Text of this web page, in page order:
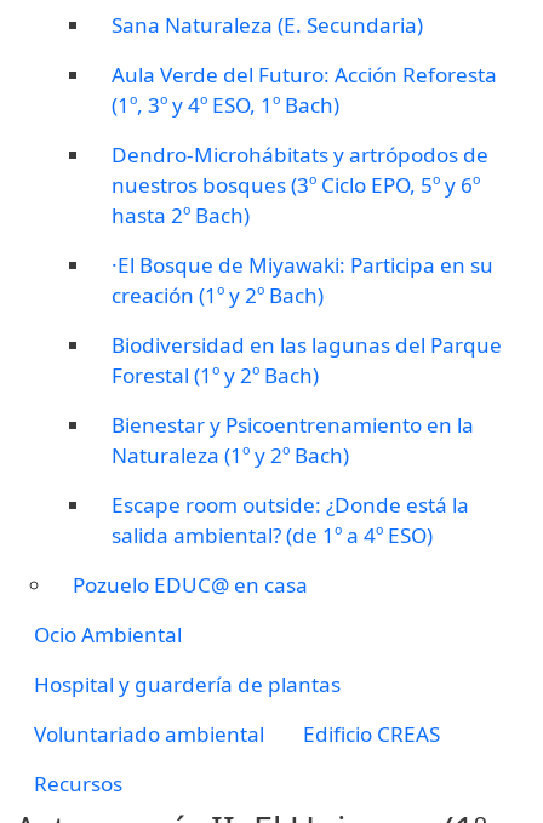
Sana Naturaleza (E. Secundaria)
Aula Verde del Futuro: Acción Reforesta
(1º, 3º y 4º ESO, 1º Bach)
Dendro-Microhábitats y artrópodos de
nuestros bosques (3º Ciclo EPO, 5º y 6º
hasta 2º Bach)
·El Bosque de Miyawaki: Participa en su
creación (1º y 2º Bach)
Biodiversidad en las lagunas del Parque
Forestal (1º y 2º Bach)
Bienestar y Psicoentrenamiento en la
Naturaleza (1º y 2º Bach)
Escape room outside: ¿Donde está la
salida ambiental? (de 1º a 4º ESO)
Pozuelo EDUC@ en casa
Ocio Ambiental
Hospital y guardería de plantas
Voluntariado ambiental
Edificio CREAS
Recursos